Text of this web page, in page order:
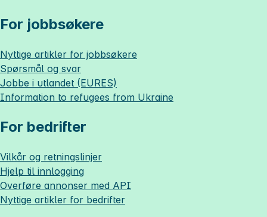
For jobbsøkere
Nyttige artikler for jobbsøkere
Spørsmål og svar
Jobbe i utlandet (EURES)
Information to refugees from Ukraine
For bedrifter
Vilkår og retningslinjer
Hjelp til innlogging
Overføre annonser med API
Nyttige artikler for bedrifter